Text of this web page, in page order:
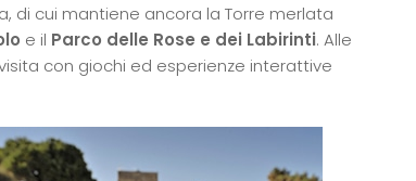
di cui mantiene ancora la Torre merlata
e il Parco delle Rose e dei Labirinti. Alle
con giochi ed esperienze interattive